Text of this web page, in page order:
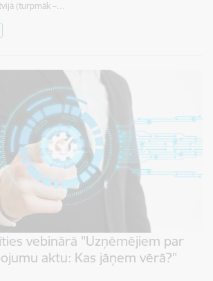
(turpmāk –…
vebinārā "Uzņēmējiem par
aktu: Kas jāņem vērā?"